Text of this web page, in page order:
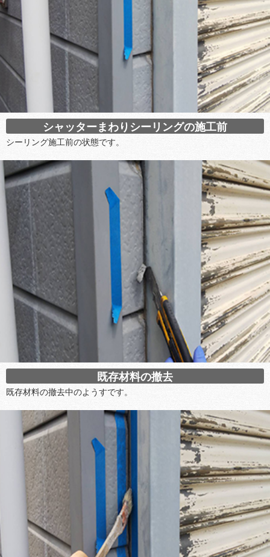
シャッターまわりシーリングの施工前
シーリング施工前の状態です。
既存材料の撤去
既存材料の撤去中のようすです。